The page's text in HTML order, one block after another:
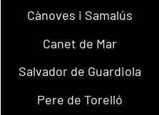
Cànoves i Samalús
Canet de Mar
Salvador de Guardiola
Pere de Torelló